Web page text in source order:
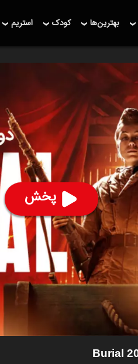
بهترین‌ها کودک استریم
پخش